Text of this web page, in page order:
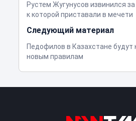
Рустем Жугунусов извинился
к которой приставали в мечети
Следующий материал
Педофилов в Казахстане будут
новым правилам